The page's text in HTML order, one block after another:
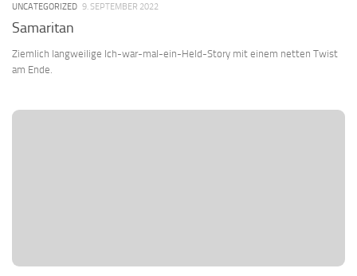
UNCATEGORIZED 9. SEPTEMBER 2022
Samaritan
Ziemlich langweilige Ich-war-mal-ein-Held-Story mit einem netten Twist
am Ende.